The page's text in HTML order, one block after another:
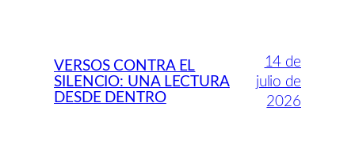
VERSOS CONTRA EL
SILENCIO: UNA LECTURA
DESDE DENTRO
14 de
julio de
2026